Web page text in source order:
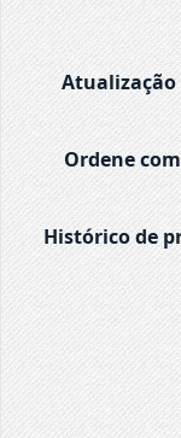
Ordene
Histórico de